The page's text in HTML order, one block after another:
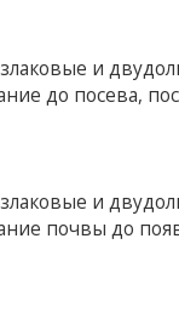
и
до посева,
и
почвы до